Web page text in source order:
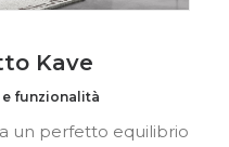
Kave
funzionalità
un perfetto equilibrio